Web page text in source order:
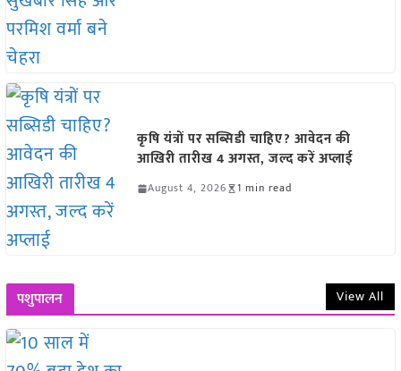
कृषि यंत्रों पर सब्सिडी चाहिए? आवेदन की
आखिरी तारीख 4 अगस्त, जल्द करें अप्लाई
August 4, 2026 1 min read
पशुपालन View All